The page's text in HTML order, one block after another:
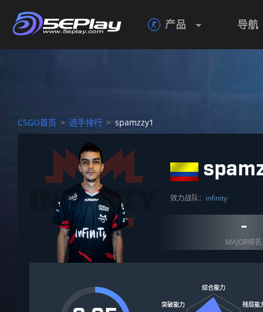
 产品 导航
CSGO首页 > 选手排行 > spamzzy1
效力战队： infinity
-
MAJOR排名